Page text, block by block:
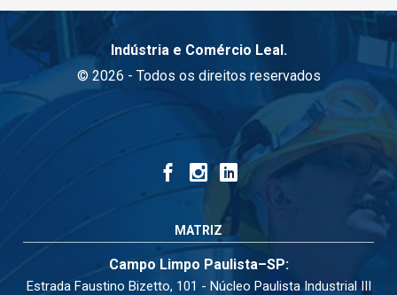
Indústria e Comércio Leal.
© 2026 - Todos os direitos reservados
MATRIZ
Campo Limpo Paulista–SP:
Estrada Faustino Bizetto, 101 - Núcleo Paulista Industrial III